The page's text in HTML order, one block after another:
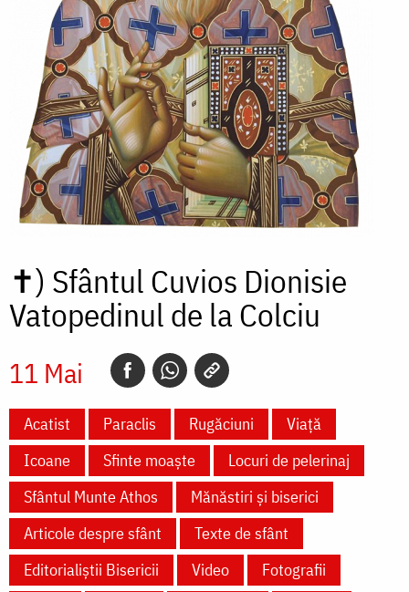
✝) Sfântul Cuvios Dionisie
Vatopedinul de la Colciu
11 Mai
Acatist Paraclis Rugăciuni
Viață
Icoane
Sfinte moaște
Locuri de pelerinaj
Sfântul Munte Athos
Mănăstiri și biserici
Articole despre sfânt
Texte de sfânt
Editorialiștii Bisericii
Video
Fotografii